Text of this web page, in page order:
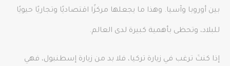
بين أوروبا وآسيا. وهذا ما يجعلها مركزًا اقتصاديًا وتجاريًا حيويًا
للبلاد، وتحظى بأهمية كبيرة لدى العالم.
إذا كنتَ ترغب في زيارة تركيا، فلا بد من زيارة إسطنبول، فهي